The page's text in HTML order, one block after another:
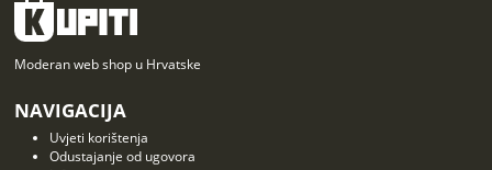
Moderan web shop u Hrvatske
NAVIGACIJA
Uvjeti korištenja
Odustajanje od ugovora